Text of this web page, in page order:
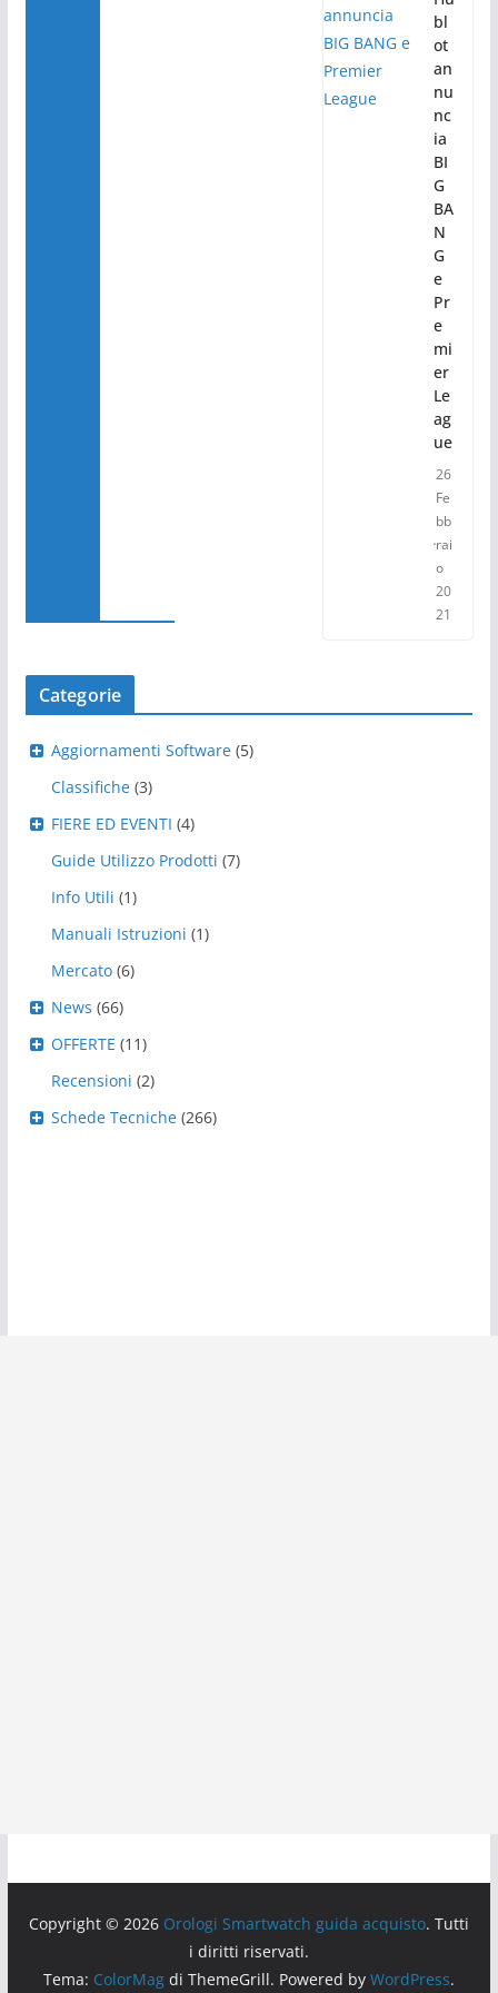
bl
ot
an
nu
nc
ia
BI
G
BA
N
G
e
Pr
e
mi
er
Le
ag
ue
26
Fe
bb
rai
o
20
21
Categorie
Aggiornamenti Software (5)
Classifiche (3)
FIERE ED EVENTI (4)
Guide Utilizzo Prodotti (7)
Info Utili (1)
Manuali Istruzioni (1)
Mercato (6)
News (66)
OFFERTE (11)
Recensioni (2)
Schede Tecniche (266)
Copyright © 2026 Orologi Smartwatch guida acquisto. Tutti
i diritti riservati.
Tema: ColorMagdi ThemeGrill. Powered by WordPress.